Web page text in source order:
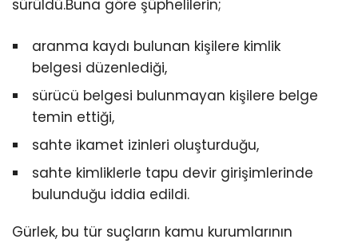
sürüldü.Buna göre şüphelilerin;
aranma kaydı bulunan kişilere kimlik
belgesi düzenlediği,
sürücü belgesi bulunmayan kişilere belge
temin ettiği,
sahte ikamet izinleri oluşturduğu,
sahte kimliklerle tapu devir girişimlerinde
bulunduğu iddia edildi.
Gürlek, bu tür suçların kamu kurumlarının